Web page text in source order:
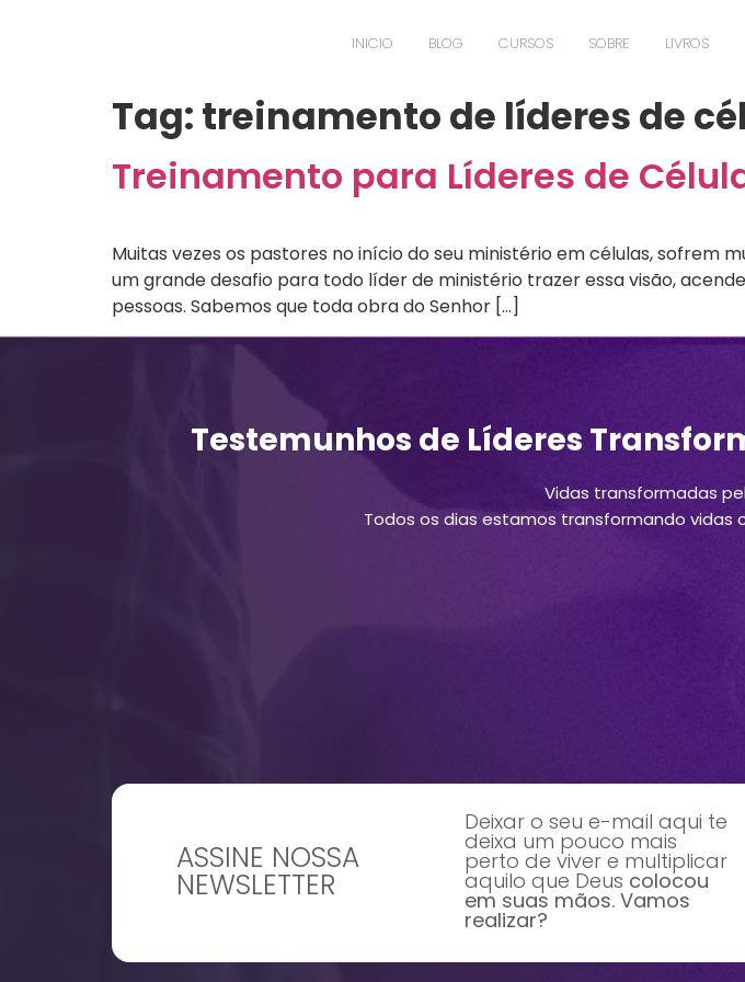
INICIO BLOG CURSOS SOBRE LIVROS
Tag:treinamento de líderes de
Treinamento para Líderes de
Muitas vezes os pastores no início do seu ministério em células,
um grande desafio para todo líder de ministério trazer essa visão,
pessoas. Sabemos que toda obra do Senhor […]
Testemunhos de Líderes
Vidas transformadas
Todos os dias estamos transformando vidas
ASSINE NOSSA
NEWSLETTER
Deixar o seu e-mail aqui te
deixa um pouco mais
perto de viver e multiplicar
aquilo que Deus colocou
em suas mãos. Vamos
realizar?